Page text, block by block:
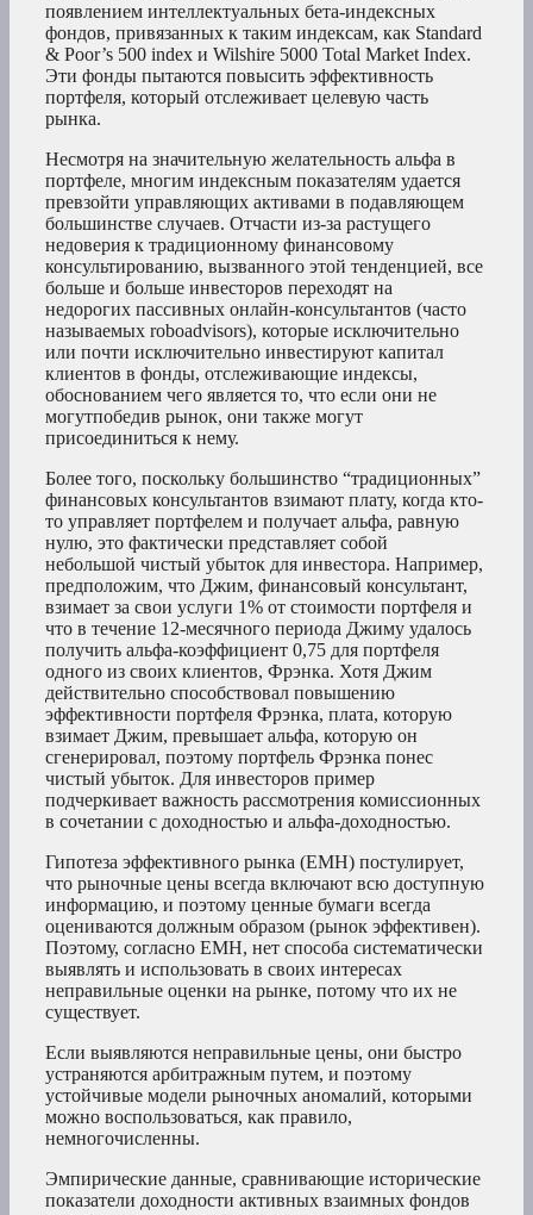
появлением интеллектуальных бета-индексных
фондов, привязанных к таким индексам, как Standard
& Poor’s 500 index и Wilshire 5000 Total Market Index.
Эти фонды пытаются повысить эффективность
портфеля, который отслеживает целевую часть
рынка.
Несмотря на значительную желательность альфа в
портфеле, многим индексным показателям удается
превзойти управляющих активами в подавляющем
большинстве случаев. Отчасти из-за растущего
недоверия к традиционному финансовому
консультированию, вызванного этой тенденцией, все
больше и больше инвесторов переходят на
недорогих пассивных онлайн-консультантов (часто
называемых roboadvisors), которые исключительно
или почти исключительно инвестируют капитал
клиентов в фонды, отслеживающие индексы,
обоснованием чего является то, что если они не
могутпобедив рынок, они также могут
присоединиться к нему.
Более того, поскольку большинство “традиционных”
финансовых консультантов взимают плату, когда кто-
то управляет портфелем и получает альфа, равную
нулю, это фактически представляет собой
небольшой чистый убыток для инвестора. Например,
предположим, что Джим, финансовый консультант,
взимает за свои услуги 1% от стоимости портфеля и
что в течение 12-месячного периода Джиму удалось
получить альфа-коэффициент 0,75 для портфеля
одного из своих клиентов, Фрэнка. Хотя Джим
действительно способствовал повышению
эффективности портфеля Фрэнка, плата, которую
взимает Джим, превышает альфа, которую он
сгенерировал, поэтому портфель Фрэнка понес
чистый убыток. Для инвесторов пример
подчеркивает важность рассмотрения комиссионных
в сочетании с доходностью и альфа-доходностью.
Гипотеза эффективного рынка (EMH) постулирует,
что рыночные цены всегда включают всю доступную
информацию, и поэтому ценные бумаги всегда
оцениваются должным образом (рынок эффективен).
Поэтому, согласно EMH, нет способа систематически
выявлять и использовать в своих интересах
неправильные оценки на рынке, потому что их не
существует.
Если выявляются неправильные цены, они быстро
устраняются арбитражным путем, и поэтому
устойчивые модели рыночных аномалий, которыми
можно воспользоваться, как правило,
немногочисленны.
Эмпирические данные, сравнивающие исторические
показатели доходности активных взаимных фондов